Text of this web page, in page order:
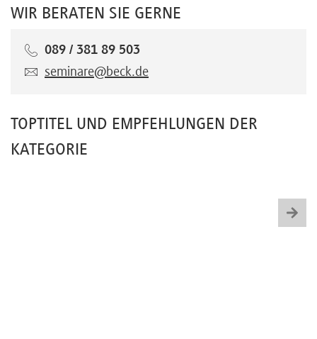
WIR BERATEN SIE GERNE
089 / 381 89 503
seminare@beck.de
TOPTITEL UND EMPFEHLUNGEN DER
KATEGORIE